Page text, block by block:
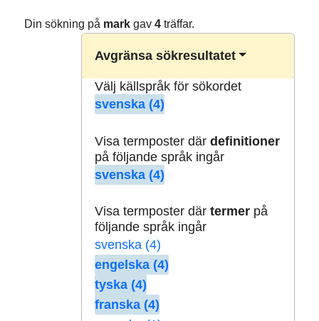
Din sökning på markgav 4träffar.
Avgränsa sökresultatet
Välj källspråk för sökordet
svenska (4)
Visa termposter där definitioner
på följande språk ingår
svenska (4)
Visa termposter där termerpå
följande språk ingår
svenska (4)
engelska (4)
tyska (4)
franska (4)